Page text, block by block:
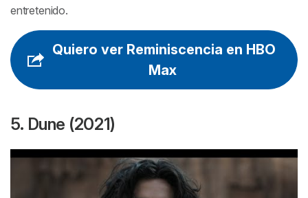
entretenido.
Quiero ver Reminiscencia en HBO
Max
5. Dune (2021)